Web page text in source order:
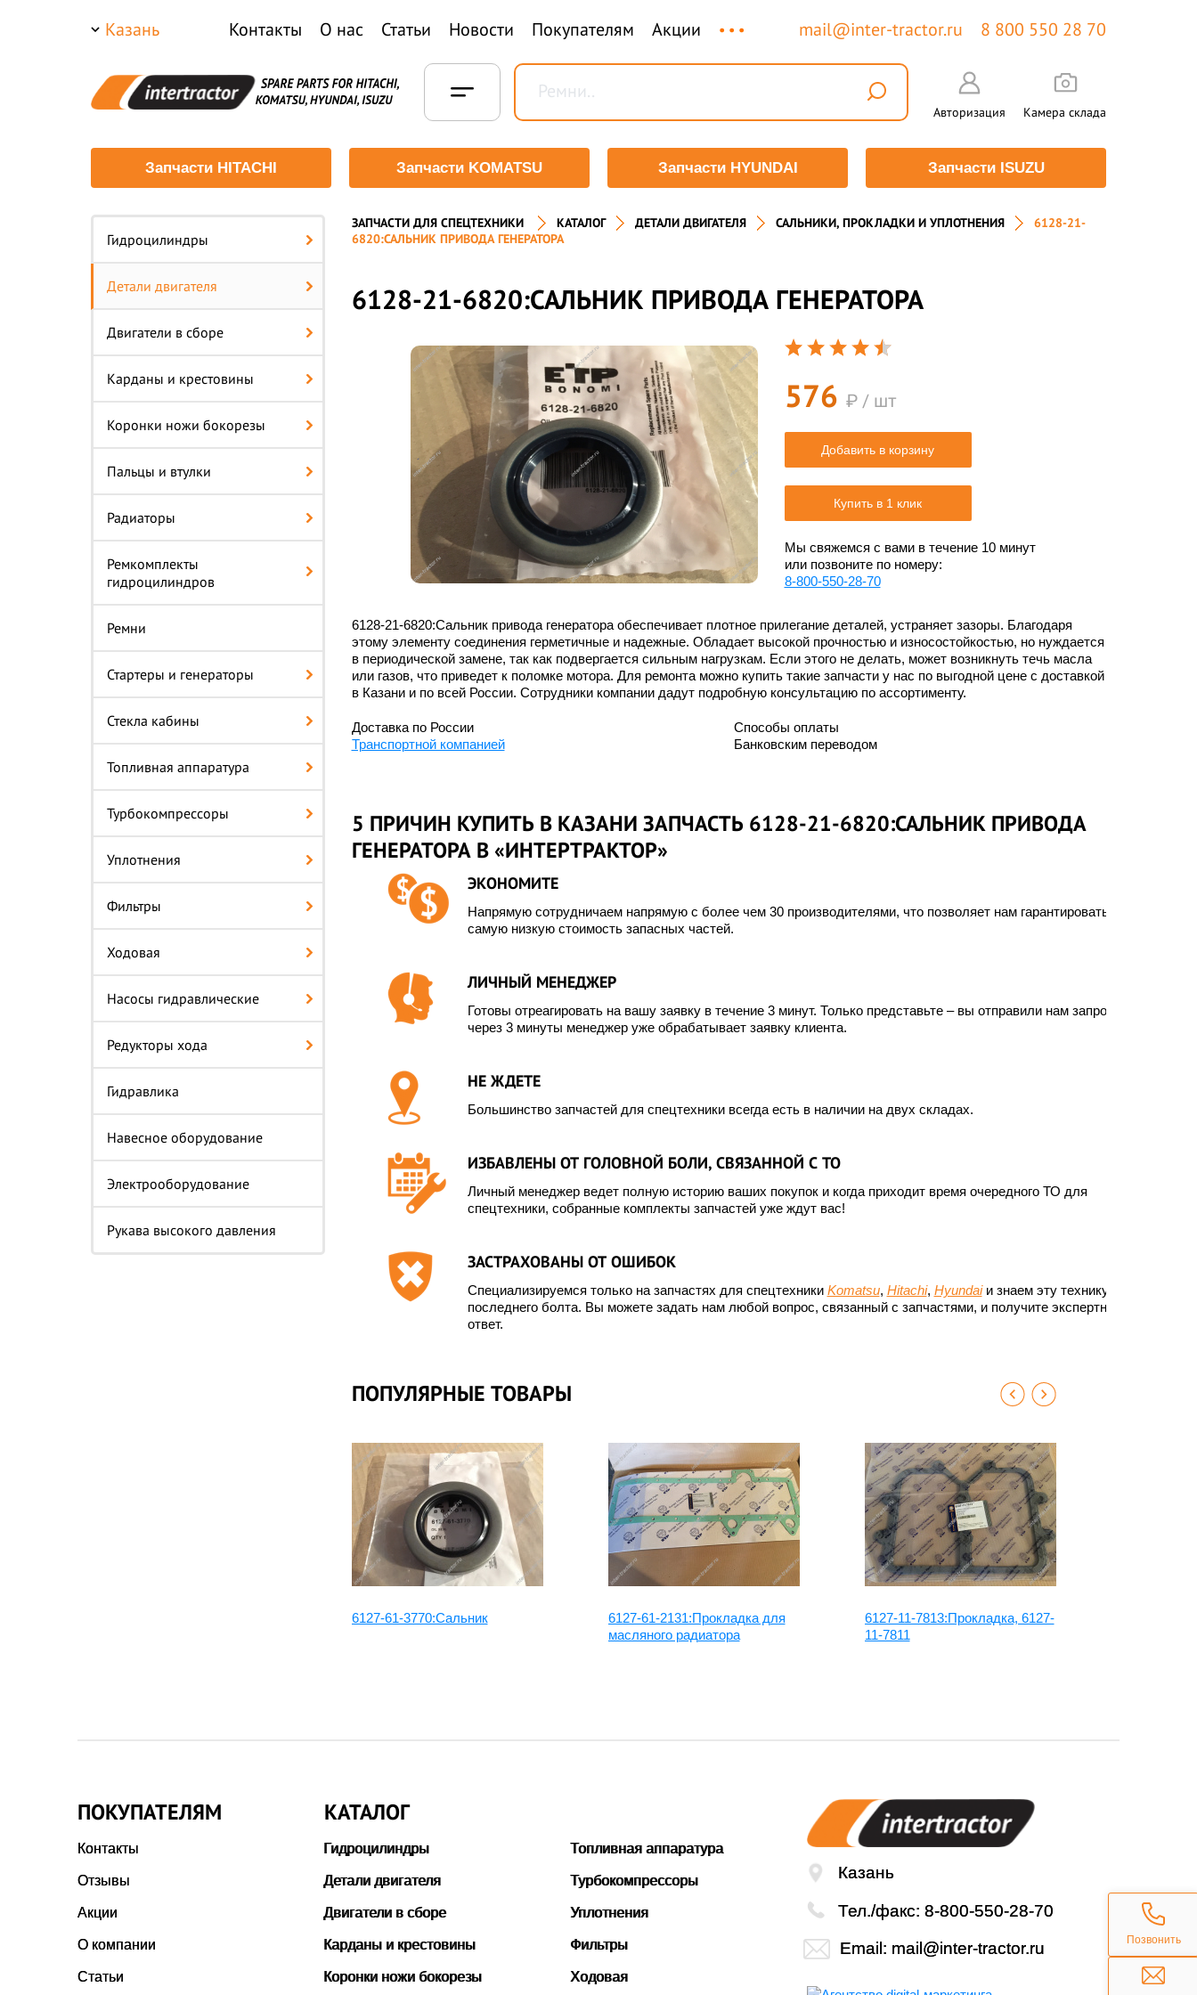
Казань Контакты О нас Статьи Новости Покупателям Акции ... mail@inter-tractor.ru 8 800 550 28 70
Авторизация Камера склада
Запчасти HITACHI Запчасти KOMATSU Запчасти HYUNDAI Запчасти ISUZU
Гидроцилиндры
Детали двигателя
Двигатели в сборе
Карданы и крестовины
Коронки ножи бокорезы
Пальцы и втулки
Радиаторы
Ремкомплекты
гидроцилиндров
Ремни
Стартеры и генераторы
Стекла кабины
Топливная аппаратура
Турбокомпрессоры
Уплотнения
Фильтры
Ходовая
Насосы гидравлические
Редукторы хода
Гидравлика
Навесное оборудование
Электрооборудование
Рукава высокого давления
ЗАПЧАСТИ ДЛЯ СПЕЦТЕХНИКИ КАТАЛОГ ДЕТАЛИ ДВИГАТЕЛЯ САЛЬНИКИ, ПРОКЛАДКИ И УПЛОТНЕНИЯ
6128-21-
6820:САЛЬНИК ПРИВОДА ГЕНЕРАТОРА
6128-21-6820:САЛЬНИК ПРИВОДА ГЕНЕРАТОРА
576 ₽ / шт
Добавить в корзину
Купить в 1 клик
Мы свяжемся с вами в течение 10 минут
или позвоните по номеру:
8-800-550-28-70
6128-21-6820:Сальник привода генератора обеспечивает плотное прилегание деталей, устраняет зазоры. Благодаря
этому элементу соединения герметичные и надежные. Обладает высокой прочностью и износостойкостью, но нуждается
в периодической замене, так как подвергается сильным нагрузкам. Если этого не делать, может возникнуть течь масла
или газов, что приведет к поломке мотора. Для ремонта можно купить такие запчасти у нас по выгодной цене с доставкой
в Казани и по всей России. Сотрудники компании дадут подробную консультацию по ассортименту.
Доставка по России
Транспортной компанией
Способы оплаты
Банковским переводом
5 ПРИЧИН КУПИТЬ В КАЗАНИ ЗАПЧАСТЬ 6128-21-6820:САЛЬНИК ПРИВОДА
ГЕНЕРАТОРА В «ИНТЕРТРАКТОР»
ЭКОНОМИТЕ
Напрямую сотрудничаем напрямую с более чем 30 производителями, что позволяет нам гарантировать
самую низкую стоимость запасных частей.
ЛИЧНЫЙ МЕНЕДЖЕР
Готовы отреагировать на вашу заявку в течение 3 минут. Только представьте – вы отправили нам запрос, а
через 3 минуты менеджер уже обрабатывает заявку клиента.
НЕ ЖДЕТЕ
Большинство запчастей для спецтехники всегда есть в наличии на двух складах.
ИЗБАВЛЕНЫ ОТ ГОЛОВНОЙ БОЛИ, СВЯЗАННОЙ С ТО
Личный менеджер ведет полную историю ваших покупок и когда приходит время очередного ТО для
спецтехники, собранные комплекты запчастей уже ждут вас!
ЗАСТРАХОВАНЫ ОТ ОШИБОК
Специализируемся только на запчастях для спецтехники Komatsu, Hitachi, Hyundaiи знаем эту технику до
последнего болта. Вы можете задать нам любой вопрос, связанный с запчастями, и получите экспертный
ответ.
ПОПУЛЯРНЫЕ ТОВАРЫ
6127-61-3770:Сальник
6127-61-2131:Прокладка для
масляного радиатора
6127-11-7813:Прокладка, 6127-
11-7811
ПОКУПАТЕЛЯМ
Контакты
Отзывы
Акции
О компании
Статьи
КАТАЛОГ
Гидроцилиндры
Детали двигателя
Двигатели в сборе
Карданы и крестовины
Коронки ножи бокорезы
Топливная аппаратура
Турбокомпрессоры
Уплотнения
Фильтры
Ходовая
Казань
Тел./факс: 8-800-550-28-70
Email: mail@inter-tractor.ru Позвонить